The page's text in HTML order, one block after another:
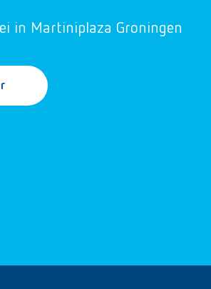
in Martiniplaza Groningen